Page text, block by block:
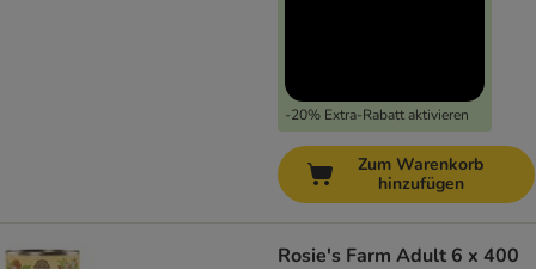
-20% Extra-Rabatt aktivieren
Zum Warenkorb
hinzufügen
Rosie's Farm Adult 6 x 400